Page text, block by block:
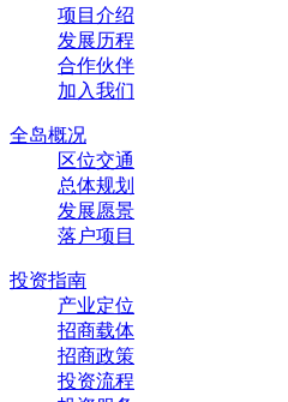
项目介绍
发展历程
合作伙伴
加入我们
全岛概况
区位交通
总体规划
发展愿景
落户项目
投资指南
产业定位
招商载体
招商政策
投资流程